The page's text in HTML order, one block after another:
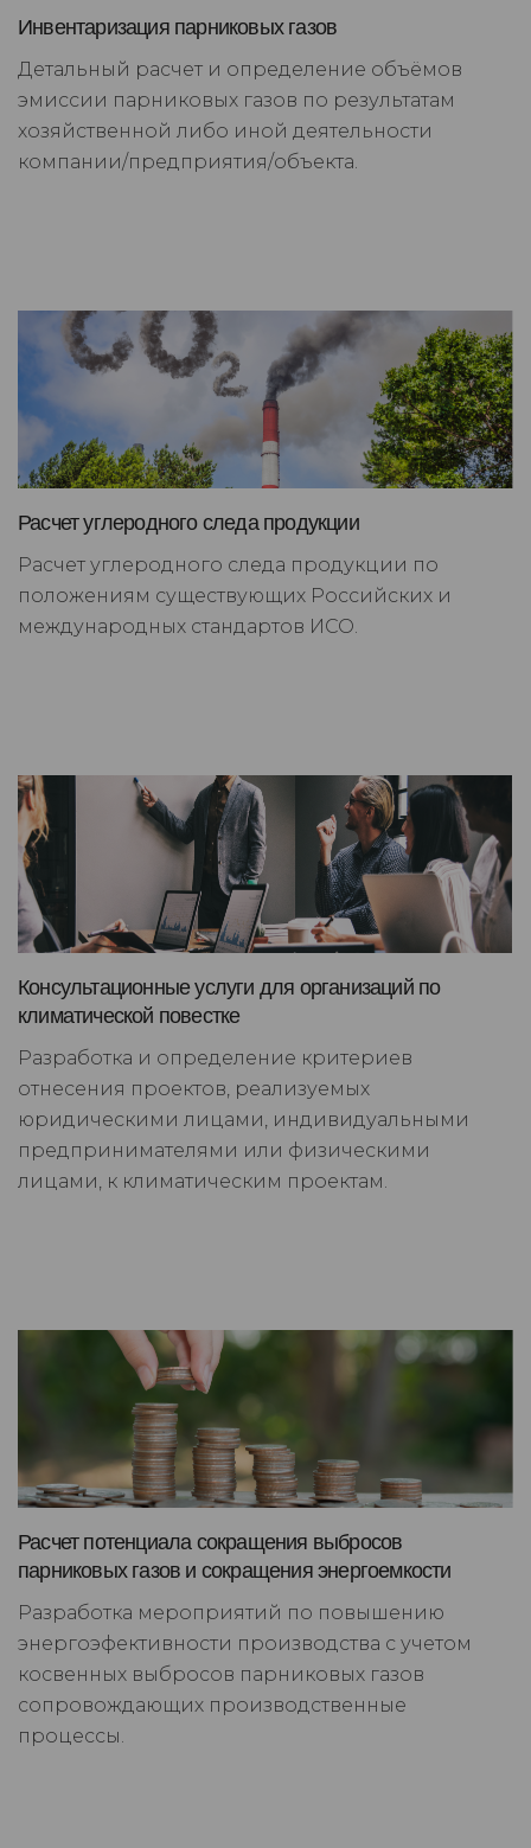
Инвентаризация парниковых газов
Детальный расчет и определение объёмов
эмиссии парниковых газов по результатам
хозяйственной либо иной деятельности
компании/предприятия/объекта.
Расчет углеродного следа продукции
Расчет углеродного следа продукции по
положениям существующих Российских и
международных стандартов ИСО.
Консультационные услуги для организаций по
климатической повестке
Разработка и определение критериев
отнесения проектов, реализуемых
юридическими лицами, индивидуальными
предпринимателями или физическими
лицами, к климатическим проектам.
Расчет потенциала сокращения выбросов
парниковых газов и сокращения энергоемкости
Разработка мероприятий по повышению
энергоэфективности производства с учетом
косвенных выбросов парниковых газов
сопровождающих производственные
процессы.